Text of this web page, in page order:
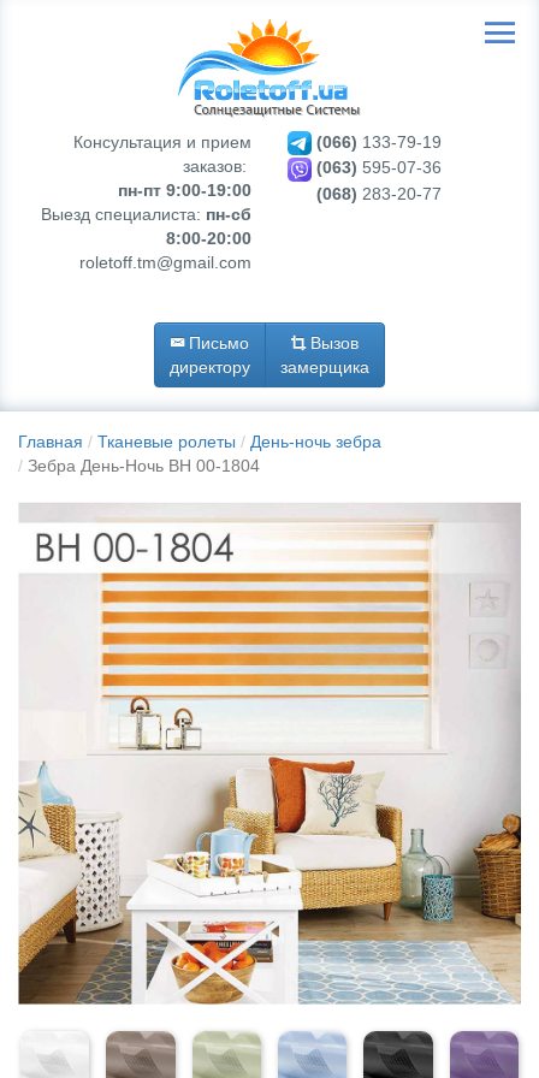
Консультация и прием
заказов:
пн-пт 9:00-19:00
Выезд специалиста: пн-сб
8:00-20:00
roletoff.tm@gmail.com
(066) 133-79-19
(063) 595-07-36
(068) 283-20-77
Письмо
директору
Вызов
замерщика
Главная Тканевые ролеты
День-ночь зебра
Зебра День-Ночь BH 00-1804